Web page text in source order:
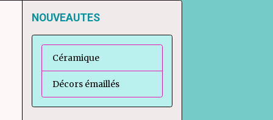
NOUVEAUTES
Céramique
Décors émaillés